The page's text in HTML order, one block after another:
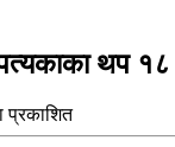
थप